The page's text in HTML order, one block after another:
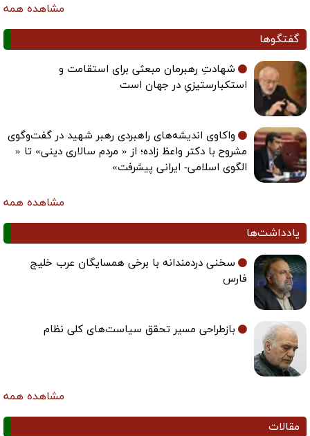
مشاهده همه
گفتگوها
شهادتِ رهبرمان مبعثی برای استقامت و
استکبارستیزیِ در جهان است
واکاوی اندیشه‌های راهبردی رهبر شهید در گفت‌وگوی
مشروح با دکتر واعظ زاده؛ از « مردم سالاری دینی» تا «
الگوی اسلامی- ایرانی پیشرفت»
مشاهده همه
یادداشت‌ها
سخنی دردمندانه با برخی همسایگان عرب خلیج
فارس
بازطراحی مسیر تحقق سیاست‌های کلی نظام
مشاهده همه
مقالات